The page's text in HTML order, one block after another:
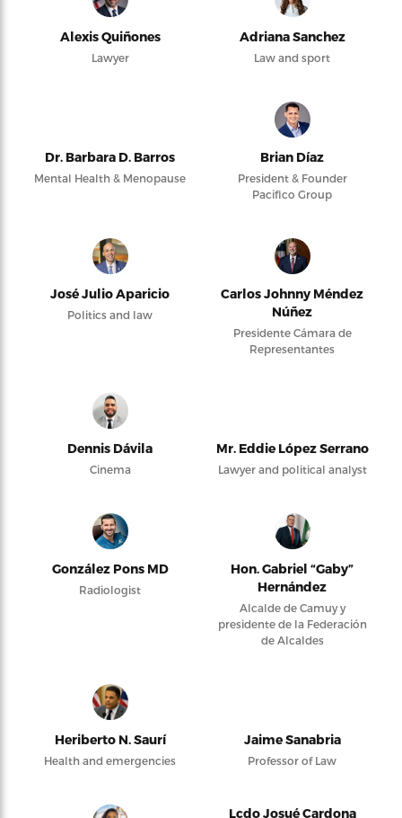
Alexis Quiñones
Lawyer
Adriana Sanchez
Law and sport
Dr. Barbara D. Barros
Mental Health & Menopause
Brian Díaz
President & Founder
Pacifico Group
José Julio Aparicio
Politics and law
Carlos Johnny Méndez
Núñez
Presidente Cámara de
Representantes
Dennis Dávila
Cinema
Mr. Eddie López Serrano
Lawyer and political analyst
González Pons MD
Radiologist
Hon. Gabriel “Gaby”
Hernández
Alcalde de Camuy y
presidente de la Federación
de Alcaldes
Heriberto N. Saurí
Health and emergencies
Jaime Sanabria
Professor of Law
Lcdo Josué Cardona